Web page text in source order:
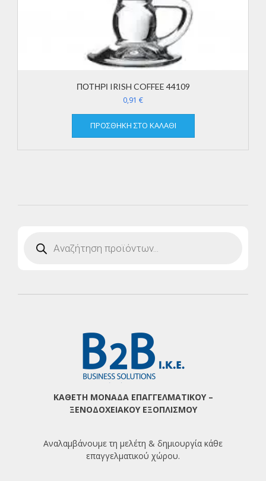
ΠΟΤΗΡΙ IRISH COFFEE 44109
0,91 €
ΠΡΟΣΘΉΚΗ ΣΤΟ ΚΑΛΆΘΙ
search
ΚΑΘΕΤΗ ΜΟΝΑΔΑ ΕΠΑΓΓΕΛΜΑΤΙΚΟΥ –
ΞΕΝΟΔΟΧΕΙΑΚΟΥ ΕΞΟΠΛΙΣΜΟΥ
Αναλαμβάνουμε τη μελέτη & δημιουργία κάθε
επαγγελματικού χώρου.